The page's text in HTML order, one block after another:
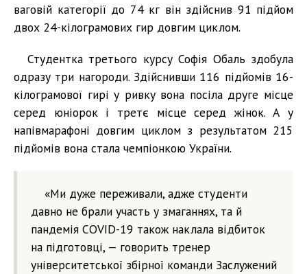
ваговій категорії до 74 кг він здійснив 91 підйом
двох 24-кілограмових гир довгим циклом.
Студентка третього курсу Софія Обаль здобула
одразу три нагороди. Здійснивши 116 підйомів 16-
кілограмової гирі у ривку вона посіла друге місце
серед юніорок і третє місце серед жінок. А у
напівмарафоні довгим циклом з результатом 215
підйомів вона стала чемпіонкою України.
«Ми дуже переживали, адже студенти
давно не брали участь у змаганнях, та й
пандемія COVID-19 також наклала відбиток
на підготовці, — говорить тренер
університетської збірної команди Заслужений